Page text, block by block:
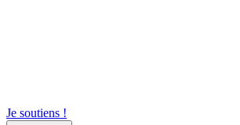
Je soutiens !